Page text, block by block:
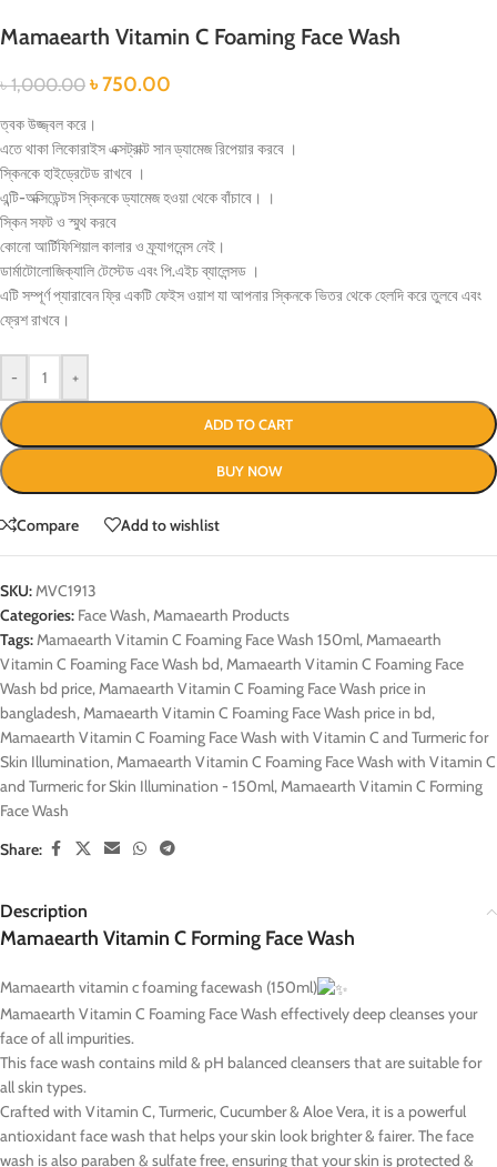
Mamaearth Vitamin C Foaming Face Wash
৳1,000.00 ৳750.00
ত্বক উজ্জ্বল করে।
এতে থাকা লিকোরাইস এক্সট্রাক্ট সান ড্যামেজ রিপেয়ার করবে ।
স্কিনকে হাইড্রেটেড রাখবে ।
এন্টি-অক্সিডেন্টস স্কিনকে ড্যামেজ হওয়া থেকে বাঁচাবে। ।
স্কিন সফট ও স্মুথ করবে
কোনো আর্টিফিশিয়াল কালার ও ফ্র্যাগনেন্স নেই।
ডার্মাটোলোজিক্যালি টেস্টেড এবং পি.এইচ ব্যালেন্সড ।
এটি সম্পূর্ণ প্যারাবেন ফ্রি একটি ফেইস ওয়াশ যা আপনার স্কিনকে ভিতর থেকে হেলদি করে তুলবে এবং
ফ্রেশ রাখবে।
- +
ADD TO CART
BUY NOW
Compare Add to wishlist
SKU:MVC1913
Categories: Face Wash,Mamaearth Products
Tags:Mamaearth Vitamin C Foaming Face Wash 150ml,Mamaearth
Vitamin C Foaming Face Wash bd,Mamaearth Vitamin C Foaming Face
Wash bd price,Mamaearth Vitamin C Foaming Face Wash price in
bangladesh,Mamaearth Vitamin C Foaming Face Wash price in bd,
Mamaearth Vitamin C Foaming Face Wash with Vitamin C and Turmeric for
Skin Illumination,Mamaearth Vitamin C Foaming Face Wash with Vitamin C
and Turmeric for Skin Illumination - 150ml,Mamaearth Vitamin C Forming
Face Wash
Share:
Description
Mamaearth Vitamin C Forming Face Wash
Mamaearth vitamin c foaming facewash (150ml)
Mamaearth Vitamin C Foaming Face Wash effectively deep cleanses your
face of all impurities.
This face wash contains mild & pH balanced cleansers that are suitable for
all skin types.
Crafted with Vitamin C, Turmeric, Cucumber & Aloe Vera, it is a powerful
antioxidant face wash that helps your skin look brighter & fairer. The face
wash is also paraben & sulfate free, ensuring that your skin is protected &